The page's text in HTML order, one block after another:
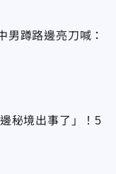
男蹲路邊亮刀喊：
秘境出事了」！5